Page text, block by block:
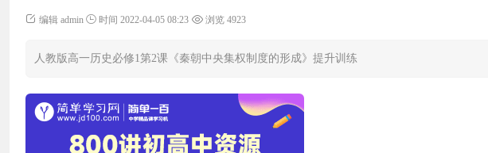
编辑 admin 时间 2022-04-05 08:23 浏览 4923
人教版高一历史必修1第2课《秦朝中央集权制度的形成》提升训练